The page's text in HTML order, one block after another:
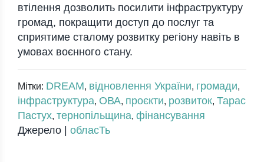
втілення дозволить посилити інфраструктуру
громад, покращити доступ до послуг та
сприятиме сталому розвитку регіону навіть в
умовах воєнного стану.
Мітки: DREAM, відновлення України, громади,
інфраструктура, ОВА, проєкти, розвиток, Тарас
Пастух, тернопільщина, фінансування
Джерело | обласТь